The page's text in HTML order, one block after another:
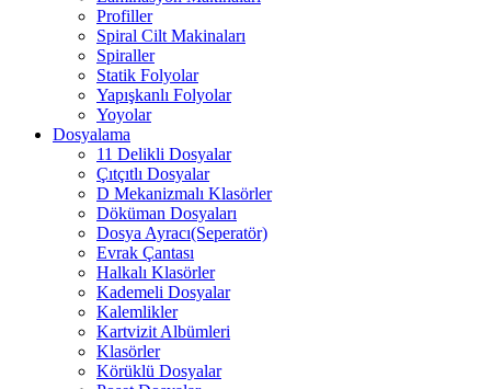
Profiller
Spiral Cilt Makinaları
Spiraller
Statik Folyolar
Yapışkanlı Folyolar
Yoyolar
Dosyalama
11 Delikli Dosyalar
Çıtçıtlı Dosyalar
D Mekanizmalı Klasörler
Döküman Dosyaları
Dosya Ayracı(Seperatör)
Evrak Çantası
Halkalı Klasörler
Kademeli Dosyalar
Kalemlikler
Kartvizit Albümleri
Klasörler
Körüklü Dosyalar